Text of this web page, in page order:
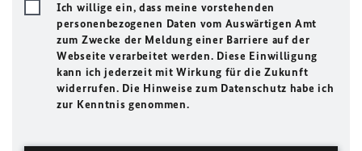
Ich willige ein, dass meine vorstehenden
personenbezogenen Daten vom Auswärtigen Amt
zum Zwecke der Meldung einer Barriere auf der
Webseite verarbeitet werden. Diese Einwilligung
kann ich jederzeit mit Wirkung für die Zukunft
widerrufen. Die Hinweise zum Datenschutz habe ich
zur Kenntnis genommen.